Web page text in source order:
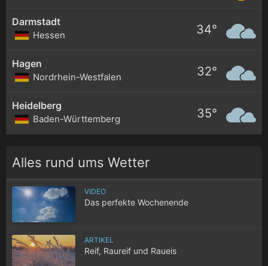
Darmstadt
Hessen 34°
Hagen
Nordrhein-Westfalen 32°
Heidelberg
Baden-Württemberg 35°
Alles rund ums Wetter
VIDEO
Das perfekte Wochenende
ARTIKEL
Reif, Raureif und Raueis